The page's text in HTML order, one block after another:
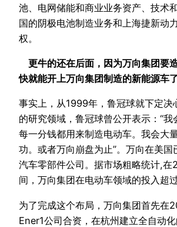
池、电网储能和商业业务资产、技术
国的阴极电池制造业务和上海捷新动
权。
更牛的还在后面，因为万向集团要
快就能开上万向集团制造的新能源车了
事实上，从1999年，鲁冠球就下定决
的研究领域，鲁冠球曾公开表示：“我
每一分钱都用来制造电动车。我会大
功。或者万向崩盘为止”。万向在美国
汽车零部件公司。据市场粗略统计,
间，万向集团在电动车领域的投入超
为了完成这个布局，万向集团首先在
Ener1公司合资，在杭州建立全自动